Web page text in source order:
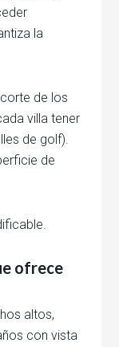
la
de los
villa tener
de golf).
de
ofrece
altos,
con vista